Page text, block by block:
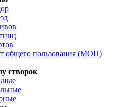
общего пользования (МОП)
створок